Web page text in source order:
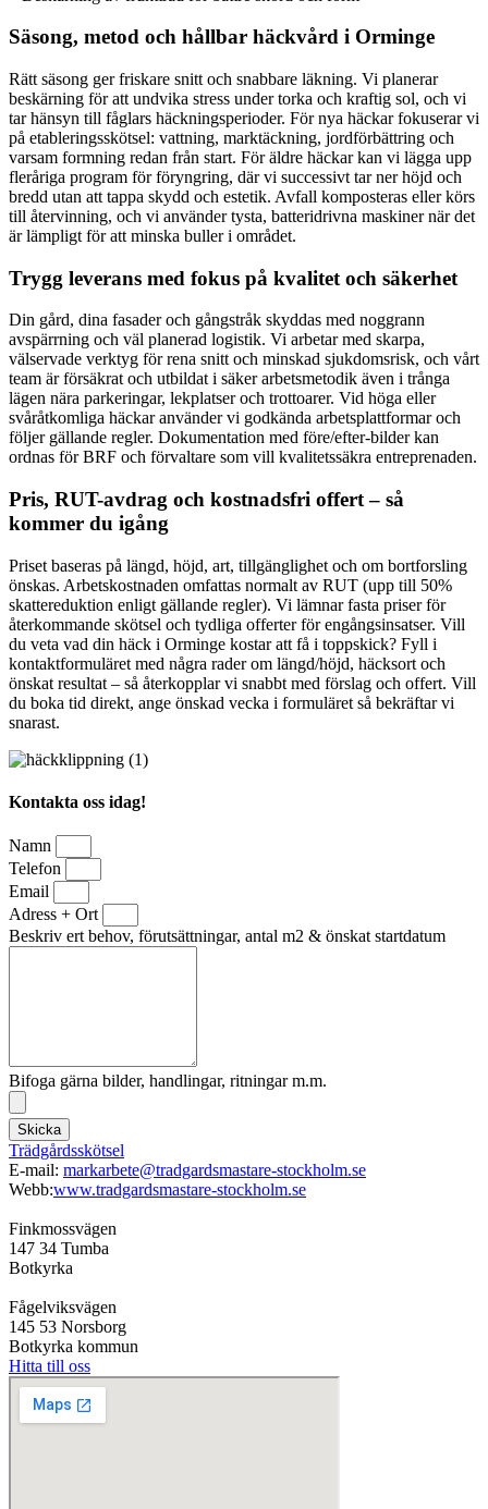
Säsong, metod och hållbar häckvård i Orminge
Rätt säsong ger friskare snitt och snabbare läkning. Vi planerar
beskärning för att undvika stress under torka och kraftig sol, och vi
tar hänsyn till fåglars häckningsperioder. För nya häckar fokuserar vi
på etableringsskötsel: vattning, marktäckning, jordförbättring och
varsam formning redan från start. För äldre häckar kan vi lägga upp
fleråriga program för föryngring, där vi successivt tar ner höjd och
bredd utan att tappa skydd och estetik. Avfall komposteras eller körs
till återvinning, och vi använder tysta, batteridrivna maskiner när det
är lämpligt för att minska buller i området.
Trygg leverans med fokus på kvalitet och säkerhet
Din gård, dina fasader och gångstråk skyddas med noggrann
avspärrning och väl planerad logistik. Vi arbetar med skarpa,
välservade verktyg för rena snitt och minskad sjukdomsrisk, och vårt
team är försäkrat och utbildat i säker arbetsmetodik även i trånga
lägen nära parkeringar, lekplatser och trottoarer. Vid höga eller
svåråtkomliga häckar använder vi godkända arbetsplattformar och
följer gällande regler. Dokumentation med före/efter-bilder kan
ordnas för BRF och förvaltare som vill kvalitetssäkra entreprenaden.
Pris, RUT-avdrag och kostnadsfri offert – så
kommer du igång
Priset baseras på längd, höjd, art, tillgänglighet och om bortforsling
önskas. Arbetskostnaden omfattas normalt av RUT (upp till 50%
skattereduktion enligt gällande regler). Vi lämnar fasta priser för
återkommande skötsel och tydliga offerter för engångsinsatser. Vill
du veta vad din häck i Orminge kostar att få i toppskick? Fyll i
kontaktformuläret med några rader om längd/höjd, häcksort och
önskat resultat – så återkopplar vi snabbt med förslag och offert. Vill
du boka tid direkt, ange önskad vecka i formuläret så bekräftar vi
snarast.
Kontakta oss idag!
Namn
Telefon
Email
Adress + Ort
Beskriv ert behov, förutsättningar, antal m2 & önskat startdatum
Bifoga gärna bilder, handlingar, ritningar m.m.
Skicka
Trädgårdsskötsel
E-mail: markarbete@tradgardsmastare-stockholm.se
Webb:www.tradgardsmastare-stockholm.se
Finkmossvägen
147 34 Tumba
Botkyrka
Fågelviksvägen
145 53 Norsborg
Botkyrka kommun
Hitta till oss